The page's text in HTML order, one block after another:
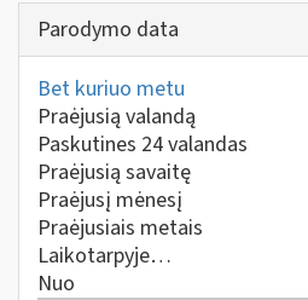
Parodymo data
Bet kuriuo metu
Praėjusią valandą
Paskutines 24 valandas
Praėjusią savaitę
Praėjusį mėnesį
Praėjusiais metais
Laikotarpyje…
Nuo